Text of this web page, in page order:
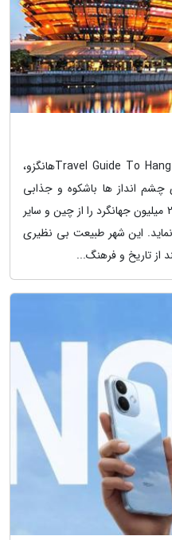
راهنمای مسافرتی به هانگزو | Travel Guide To Hangzhouهانگزو،
انداز ها باشکوه و جذابی
است، به همین دلیل سالانه بیش از 20 میلیون جهانگرد را از چین و سایر
این شهر طبیعت بی نظیری
از تاریخ و فرهنگ...